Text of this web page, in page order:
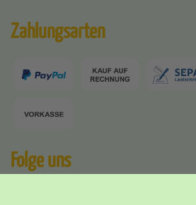
Zahlungsarten
Folge uns